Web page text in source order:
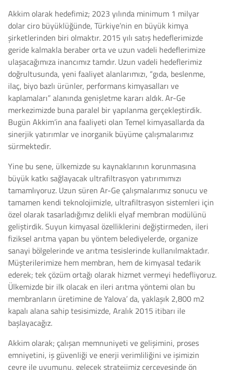
Akkim olarak hedefimiz; 2023 yılında minimum 1 milyar
dolar ciro büyüklüğünde, Türkiye’nin en büyük kimya
şirketlerinden biri olmaktır. 2015 yılı satış hedeflerimizde
geride kalmakla beraber orta ve uzun vadeli hedeflerimize
ulaşacağımıza inancımız tamdır. Uzun vadeli hedeflerimiz
doğrultusunda, yeni faaliyet alanlarımızı, “gıda, beslenme,
ilaç, biyo bazlı ürünler, performans kimyasalları ve
kaplamaları” alanında genişletme kararı aldık. Ar-Ge
merkezimizde buna paralel bir yapılanma gerçekleştirdik.
Bugün Akkim’in ana faaliyeti olan Temel kimyasallarda da
sinerjik yatırımlar ve inorganik büyüme çalışmalarımız
sürmektedir.
Yine bu sene, ülkemizde su kaynaklarının korunmasına
büyük katkı sağlayacak ultrafiltrasyon yatırımımızı
tamamlıyoruz. Uzun süren Ar-Ge çalışmalarımız sonucu ve
tamamen kendi teknolojimizle, ultrafiltrasyon sistemleri için
özel olarak tasarladığımız delikli elyaf membran modülünü
geliştirdik. Suyun kimyasal özelliklerini değiştirmeden, ileri
fiziksel arıtma yapan bu yöntem belediyelerde, organize
sanayi bölgelerinde ve arıtma tesislerinde kullanılmaktadır.
Müşterilerimize hem membran, hem de kimyasal tedarik
ederek; tek çözüm ortağı olarak hizmet vermeyi hedefliyoruz.
Ülkemizde bir ilk olacak en ileri arıtma yöntemi olan bu
membranların üretimine de Yalova’ da, yaklaşık 2,800 m2
kapalı alana sahip tesisimizde, Aralık 2015 itibarı ile
başlayacağız.
Akkim olarak; çalışan memnuniyeti ve gelişimini, proses
emniyetini, iş güvenliği ve enerji verimliliğini ve işimizin
çevre ile uyumunu, gelecek stratejimiz çerçevesinde ön